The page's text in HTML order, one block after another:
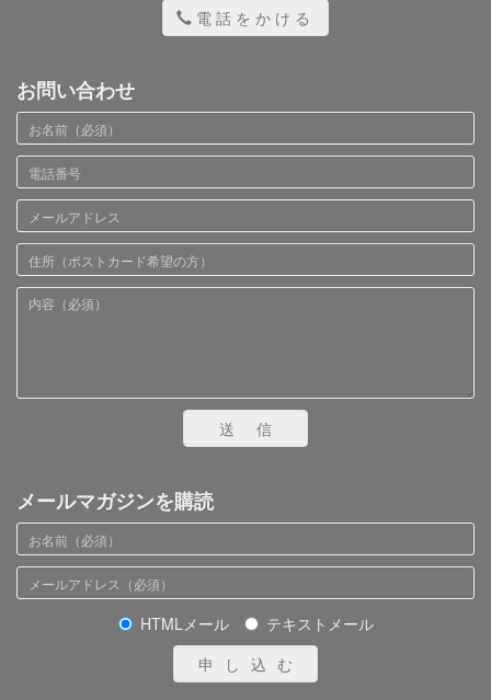
電話をかける
お問い合わせ
送信
メールマガジンを購読
HTMLメール
テキストメール
申し込む